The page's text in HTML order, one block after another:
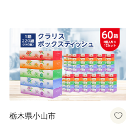
倶知安町 日用品
栃木県小山市